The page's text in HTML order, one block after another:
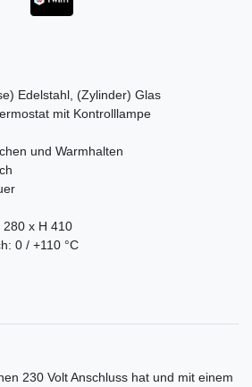
Edelstahl, (Zylinder) Glas
mit Kontrolllampe
und Warmhalten
280 x H 410
0 / +110 °C
230 Volt Anschluss hat und mit einem